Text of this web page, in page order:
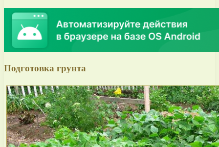
Подготовка грунта